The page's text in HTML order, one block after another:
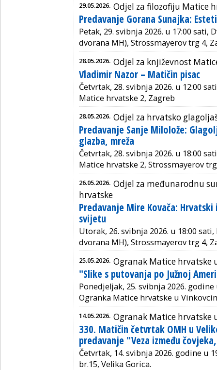
29.05.2026. Odjel za filozofiju Matice
Predavanje Gorana Sunajka:
Petak, 29. svibnja 2026. u 17:00 sati,
dvorana MH), Strossmayerov trg 4,
28.05.2026. Odjel za književnost
Vladimir Nazor – Matičin pisac
Četvrtak, 28. svibnja 2026. u 12:00
Matice hrvatske 2, Zagreb
28.05.2026. Odjel za hrvatsko
Predavanje Sanje Milolože:
glazba, mreža
Četvrtak, 28. svibnja 2026. u 18:00
Matice hrvatske 2, Strossmayerov
26.05.2026. Odjel za međunarodnu
hrvatske
Predavanje Mire Kovača:
svijetu
Utorak, 26. svibnja 2026. u 18:00
dvorana MH), Strossmayerov trg 4,
25.05.2026. Ogranak Matice hrvatske
"Slike s putovanja po Južnoj
Ponedjeljak, 25. svibnja 2026.
Ogranka Matice hrvatske u
14.05.2026. Ogranak Matice hrvatske
330. Matičin četvrtak OMH u
predavanje "Veza između
Četvrtak, 14. svibnja 2026. godine u
br.15, Velika Gorica.